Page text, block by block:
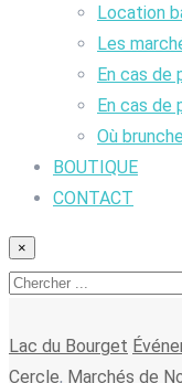
Location
Les
En cas de
En cas de
Où
BOUTIQUE
CONTACT
×
Lac du Bourget
Cercle, Marchés de